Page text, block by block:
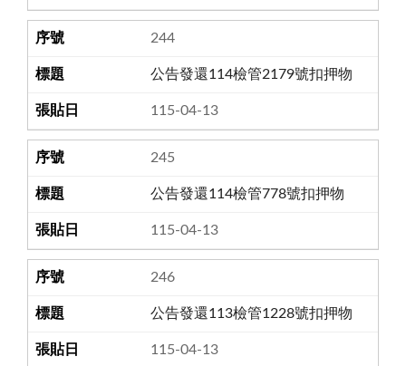
244
公告發還114檢管2179號扣押物
115-04-13
245
公告發還114檢管778號扣押物
115-04-13
246
公告發還113檢管1228號扣押物
115-04-13